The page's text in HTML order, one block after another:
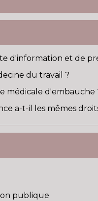
d'information et de
du travail ?
médicale d'embauche
a-t-il les mêmes
publique